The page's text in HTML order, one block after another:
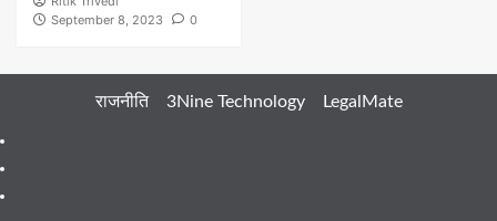
September 8, 2023
0
राजनीति 3Nine Technology LegalMate